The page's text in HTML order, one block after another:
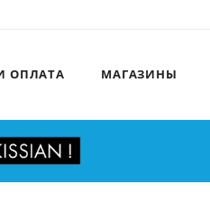
ОПЛАТА МАГАЗИНЫ